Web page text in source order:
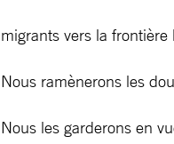
migrants vers la
Nous ramènerons les
Nous les garderons en